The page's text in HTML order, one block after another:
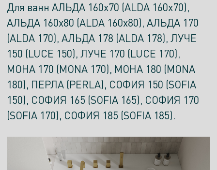
Для ванн АЛЬДА 160x70 (ALDA 160x70),
АЛЬДА 160x80 (ALDA 160x80), АЛЬДА 170
(ALDA 170), АЛЬДА 178 (ALDA 178), ЛУЧЕ
150 (LUCE 150), ЛУЧЕ 170 (LUCE 170),
МОНА 170 (MONA 170), МОНА 180 (MONA
180), ПЕРЛА (PERLA), СОФИЯ 150 (SOFIA
150), СОФИЯ 165 (SOFIA 165), СОФИЯ 170
(SOFIA 170), СОФИЯ 185 (SOFIA 185).